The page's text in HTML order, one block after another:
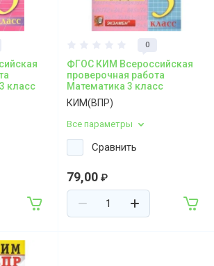
класс
0
ФГОС КИМ Всероссийская
проверочная работа
Математика 3 класс
КИМ(ВПР)
Все параметры
Сравнить
79,00 ₽